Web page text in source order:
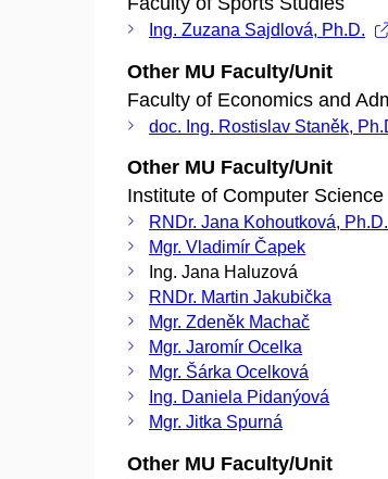
Ing. Zuzana Sajdlová, Ph.D.
Other MU Faculty/Unit
Faculty of Economics and
doc. Ing. Rostislav Staněk,
Other MU Faculty/Unit
Institute of Computer Science
RNDr. Jana Kohoutková, Ph.D.
Mgr. Vladimír Čapek
Ing. Jana Haluzová
RNDr. Martin Jakubička
Mgr. Zdeněk Machač
Mgr. Jaromír Ocelka
Mgr. Šárka Ocelková
Ing. Daniela Pidanýová
Mgr. Jitka Spurná
Other MU Faculty/Unit